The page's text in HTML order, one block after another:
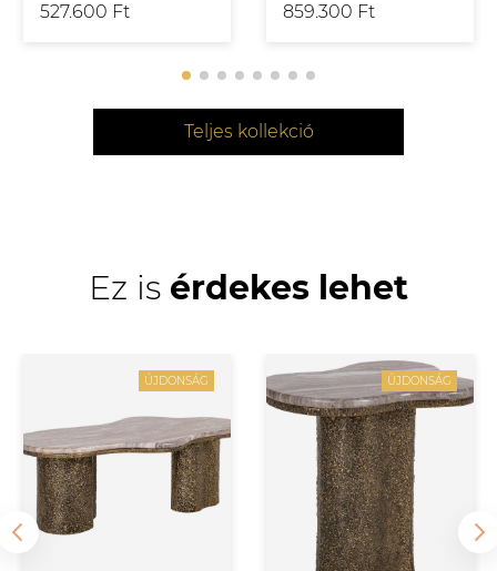
527.600 Ft 859.300 Ft
Teljes kollekció
Ez is érdekes lehet
ÚJDONSÁG ÚJDONSÁG